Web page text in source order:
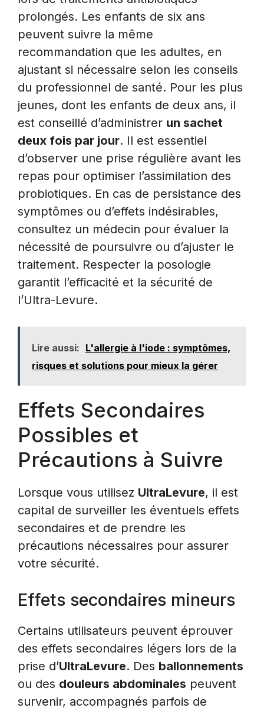
prolongés. Les enfants de six ans
peuvent suivre la même
recommandation que les adultes, en
ajustant si nécessaire selon les conseils
du professionnel de santé. Pour les plus
jeunes, dont les enfants de deux ans, il
est conseillé d’administrer un sachet
deux fois par jour. Il est essentiel
d’observer une prise régulière avant les
repas pour optimiser l’assimilation des
probiotiques. En cas de persistance des
symptômes ou d’effets indésirables,
consultez un médecin pour évaluer la
nécessité de poursuivre ou d’ajuster le
traitement. Respecter la posologie
garantit l’efficacité et la sécurité de
l’Ultra-Levure.
Lire aussi: L'allergie à l'iode : symptômes,
risques et solutions pour mieux la gérer
Effets Secondaires
Possibles et
Précautions à Suivre
Lorsque vous utilisez UltraLevure, il est
capital de surveiller les éventuels effets
secondaires et de prendre les
précautions nécessaires pour assurer
votre sécurité.
Effets secondaires mineurs
Certains utilisateurs peuvent éprouver
des effets secondaires légers lors de la
prise d’UltraLevure. Des ballonnements
ou des douleurs abdominales peuvent
survenir, accompagnés parfois de